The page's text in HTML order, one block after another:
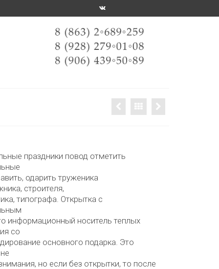
праздники повод отметить
одарить труженика
строителя,
типографа. Открытка с
информационный носитель теплых
со
основного подарка. Это
но если без открытки, то после